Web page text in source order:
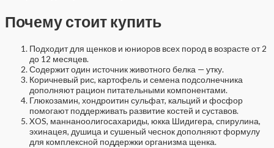
Почему стоит купить
Подходит для щенков и юниоров всех пород в возрасте от 2
до 12 месяцев.
Содержит один источник животного белка — утку.
Коричневый рис, картофель и семена подсолнечника
дополняют рацион питательными компонентами.
Глюкозамин, хондроитин сульфат, кальций и фосфор
помогают поддерживать развитие костей и суставов.
XOS, маннаноолигосахариды, юкка Шидигера, спирулина,
эхинацея, душица и сушеный чеснок дополняют формулу
для комплексной поддержки организма щенка.